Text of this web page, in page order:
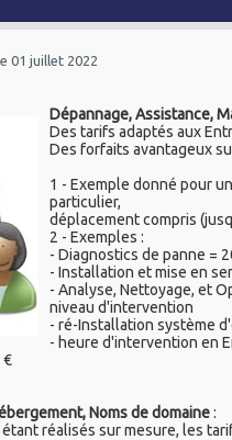
01 juillet 2022
Dépannage, Assistance,
Des tarifs adaptés aux
Des forfaits avantageux
1 - Exemple donné pour
particulier,
déplacement compris
2 - Exemples :
- Diagnostics de panne =
- Installation et mise en
- Analyse, Nettoyage, et
niveau d'intervention
- ré-Installation système
- heure d'intervention en
€
Noms de domaine:
réalisés sur mesure, les